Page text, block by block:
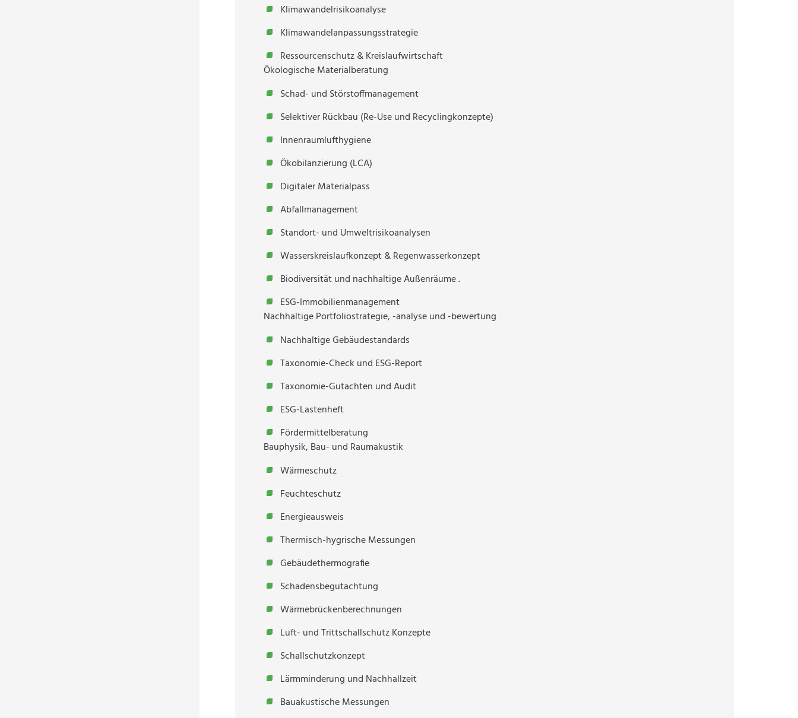
Klimawandelrisikoanalyse
Klimawandelanpassungsstrategie
Ressourcenschutz & Kreislaufwirtschaft
Ökologische Materialberatung
Schad- und Störstoffmanagement
Selektiver Rückbau (Re-Use und Recyclingkonzepte)
Innenraumlufthygiene
Ökobilanzierung (LCA)
Digitaler Materialpass
Abfallmanagement
Standort- und Umweltrisikoanalysen
Wasserskreislaufkonzept & Regenwasserkonzept
Biodiversität und nachhaltige Außenräume .
ESG-Immobilienmanagement
Nachhaltige Portfoliostrategie, -analyse und -bewertung
Nachhaltige Gebäudestandards
Taxonomie-Check und ESG-Report
Taxonomie-Gutachten und Audit
ESG-Lastenheft
Fördermittelberatung
Bauphysik, Bau- und Raumakustik
Wärmeschutz
Feuchteschutz
Energieausweis
Thermisch-hygrische Messungen
Gebäudethermografie
Schadensbegutachtung
Wärmebrückenberechnungen
Luft- und Trittschallschutz Konzepte
Schallschutzkonzept
Lärmminderung und Nachhallzeit
Bauakustische Messungen